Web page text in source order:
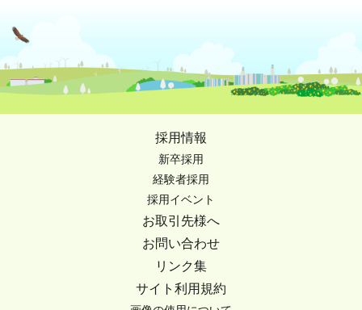
採用情報
新卒採用
経験者採用
採用イベント
お取引先様へ
お問い合わせ
リンク集
サイト利用規約